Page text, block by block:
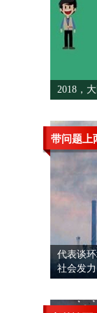
2018，
带问题上
代表谈
社会发力